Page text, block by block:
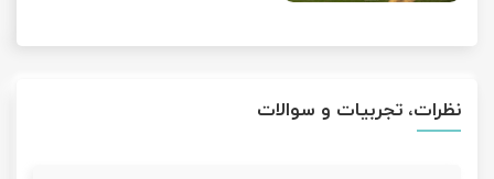
نظرات، تجربیات و سوالات